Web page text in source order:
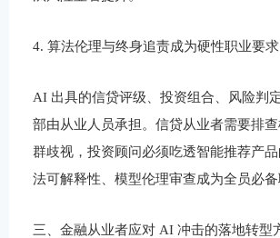
4. 算法伦理与终身追责成为硬性职业要求
AI 出具的信贷评级、投资组合、风险判
部由从业人员承担。信贷从业者需要排
群歧视，投资顾问必须吃透智能推荐产
法可解释性、模型伦理审查成为全员必备
三、金融从业者应对 AI 冲击的落地转型